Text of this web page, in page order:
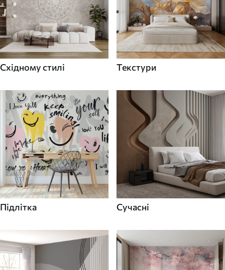
Східному стилі Текстури
Підлітка Сучасні